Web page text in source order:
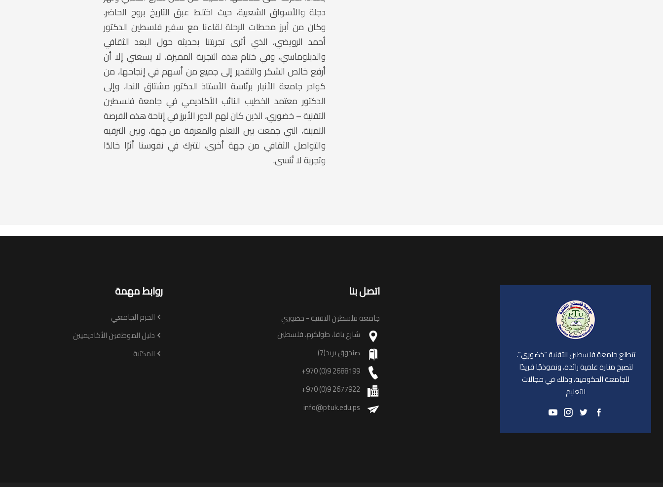
دجلة والأسواق الشعبية، حيث اختلط عبق التاريخ بروح الحاضر.
وكان من أبرز محطات الرحلة لقاءنا مع سفير فلسطين الدكتور
أحمد الرويضي، الذي أثرى تجربتنا بحديثه حول البعد الثقافي
والدبلوماسي، وفي ختام هذه التجربة المميزة، لا يسعني إلا أن
أرفع خالص الشكر والتقدير إلى جميع من أسهم في إنجاحها، من
كوادر جامعة الأنبار برئاسة الأستاذ الدكتور مشتاق الندا، وإلى
الدكتور معتمد الخطيب النائب الأكاديمي في جامعة فلسطين
التقنية – خضوري، الذين كان لهم الدور الأبرز في إتاحة هذه الفرصة
الثمينة، التي جمعت بين التعلم والمعرفة من جهة، وبين الترفيه
والتواصل الثقافي من جهة أخرى، لتترك في نفوسنا أثرًا خالدًا
وتجربة لا تُنسى.
تتطلع جامعة فلسطين التقنية “خضوري”،
لتصبح منارة علمية رائدة، ونموذجًا فريدًا
للجامعة الحكومية، وذلك في مجالات
التعليم
اتصل بنا
جامعة فلسطين التقنية - خضوري
شارع يافا، طولكرم، فلسطين
صندوق بريد(7)
+970 (0)9 2688199
+970 (0)9 2677922
info@ptuk.edu.ps
روابط مهمة
الحرم الجامعي
دليل الموظفين الأكاديميين
المكتبة